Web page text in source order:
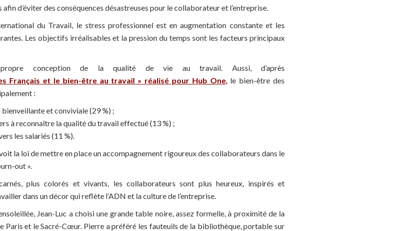
d’éviter des conséquences désastreuses pour le collaborateur et l’entreprise.
du Travail, le stress professionnel est en augmentation constante et les
Les objectifs irréalisables et la pression du temps sont les facteurs principaux
conception de la qualité de vie au travail. Aussi, d’après
Français et le bien-être au travail » réalisé pour Hub One, le bien-être des
:
bienveillante et conviviale (29 %) ;
à reconnaître la qualité du travail effectué (13 %) ;
les salariés (11 %).
la loi de mettre en place un accompagnement rigoureux des collaborateurs dans le
out ».
plus colorés et vivants, les collaborateurs sont plus heureux, inspirés et
dans un décor qui reflète l’ADN et la culture de l’entreprise.
Jean-Luc a choisi une grande table noire, assez formelle, à proximité de la
Paris et le Sacré-Cœur. Pierre a préféré les fauteuils de la bibliothèque, portable sur